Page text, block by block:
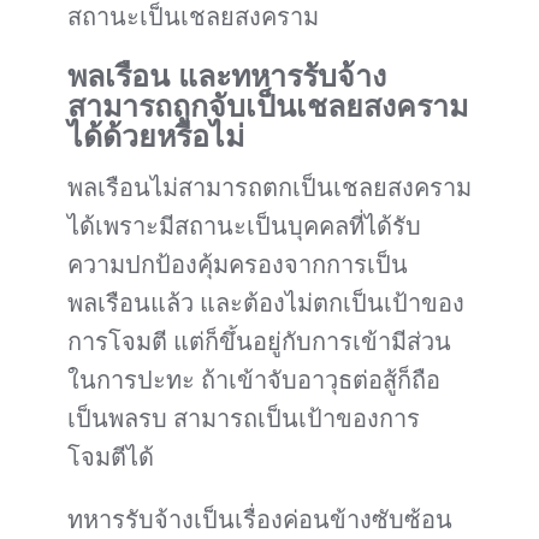
สถานะเป็นเชลยสงคราม
พลเรือน และทหารรับจ้าง
สามารถถูกจับเป็นเชลยสงคราม
ได้ด้วยหรือไม่
พลเรือนไม่สามารถตกเป็นเชลยสงคราม
ได้เพราะมีสถานะเป็นบุคคลที่ได้รับ
ความปกป้องคุ้มครองจากการเป็น
พลเรือนแล้ว และต้องไม่ตกเป็นเป้าของ
การโจมตี แต่ก็ขึ้นอยู่กับการเข้ามีส่วน
ในการปะทะ ถ้าเข้าจับอาวุธต่อสู้ก็ถือ
เป็นพลรบ สามารถเป็นเป้าของการ
โจมตีได้
ทหารรับจ้างเป็นเรื่องค่อนข้างซับซ้อน